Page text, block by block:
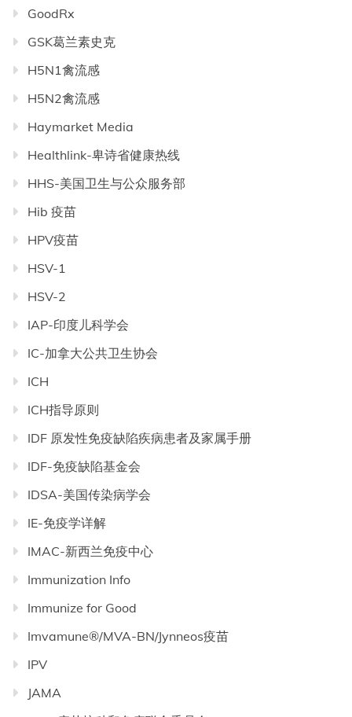
GoodRx
GSK葛兰素史克
H5N1禽流感
H5N2禽流感
Haymarket Media
Healthlink-卑诗省健康热线
HHS-美国卫生与公众服务部
Hib 疫苗
HPV疫苗
HSV-1
HSV-2
IAP-印度儿科学会
IC-加拿大公共卫生协会
ICH
ICH指导原则
IDF 原发性免疫缺陷疾病患者及家属手册
IDF-免疫缺陷基金会
IDSA-美国传染病学会
IE-免疫学详解
IMAC-新西兰免疫中心
Immunization Info
Immunize for Good
Imvamune®/MVA-BN/Jynneos疫苗
IPV
JAMA